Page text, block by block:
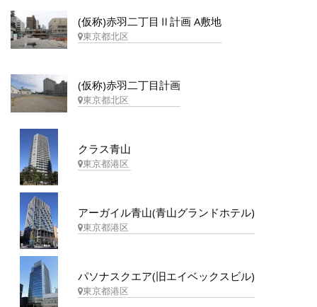
(仮称)赤羽二丁目Ⅱ計画 A敷地
東京都北区
(仮称)赤羽二丁目計画
東京都北区
クラス青山
東京都港区
アーガイル青山(青山グランドホテル)
東京都港区
パソナスクエア(旧エイベックスビル)
東京都港区